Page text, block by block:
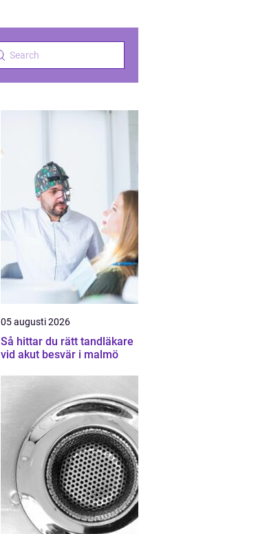
05 augusti 2026
Så hittar du rätt tandläkare
vid akut besvär i malmö